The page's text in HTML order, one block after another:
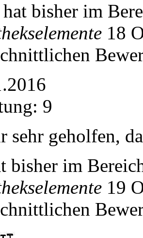
hat bisher im
18
9
sehr geholfen,
bisher im
19